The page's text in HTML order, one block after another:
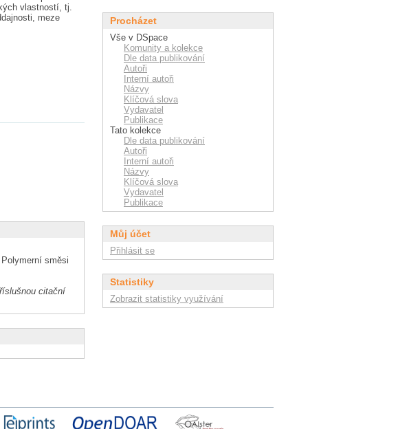
vlastností, tj.
meze
směsi
citační
Procházet
Vše v DSpace
Komunity a kolekce
Dle data publikování
Autoři
Interní autoři
Názvy
Klíčová slova
Vydavatel
Publikace
Tato kolekce
Dle data publikování
Autoři
Interní autoři
Názvy
Klíčová slova
Vydavatel
Publikace
Můj účet
Přihlásit se
Statistiky
Zobrazit statistiky využívání